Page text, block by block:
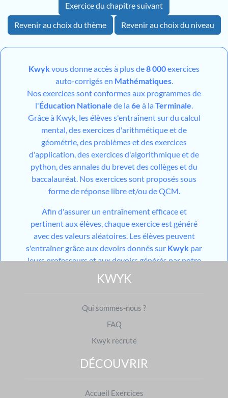
Exercice du chapitre suivant
Revenir au choix du thème
Revenir au choix du niveau
Kwykvous donne accès à plus de8 000exercices
auto-corrigés en Mathématiques.
Nos exercices sont conformes aux programmes de
l'Éducation Nationale de la 6e à la Terminale.
Grâce à Kwyk, les élèves s'entraînent sur du calcul
mental, des exercices d'arithmétique et de
géométrie, des problèmes et des exercices
d'application, des exercices d'algorithmique et de
python, des annales du brevet des collèges et du
baccalauréat. Nos exercices sont proposés sous
forme de réponse libre et/ou de QCM.
Afin d'assurer un entraînement efficace et
pertinent aux élèves, chaque exercice est généré
avec des valeurs aléatoires. Les élèves peuvent
s'entraîner grâce aux devoirs donnés sur Kwyk par
leurs professeurs et aux devoirs générés par notre
mais aussi grâce aux différents
modules de travail en autonomie mis à disposition
collège, les élèves ont également accès à des cours
constitués d'une partie théorique et d'une partie
, vous mettez toutes les chances du
côté des élèves pour que les différents théorèmes,
propriétés et définitions n'aient plus aucun secret
KWYK
Qui sommes-nous ?
FAQ
Kwyk recrute
DÉCOUVRIR
Accueil Exercices